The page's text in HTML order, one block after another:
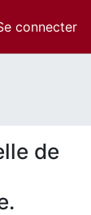
connecter
de